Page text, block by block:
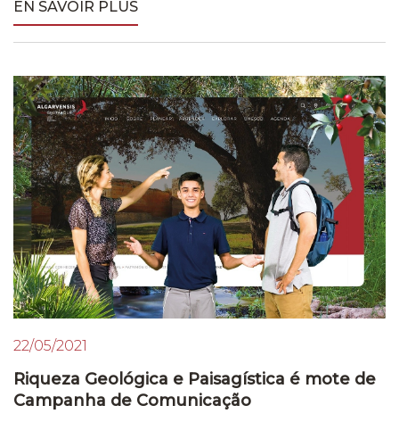
EN SAVOIR PLUS
22/05/2021
Riqueza Geológica e Paisagística é mote de
Campanha de Comunicação